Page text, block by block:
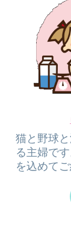
猫と野球
る主婦で
を込めてご